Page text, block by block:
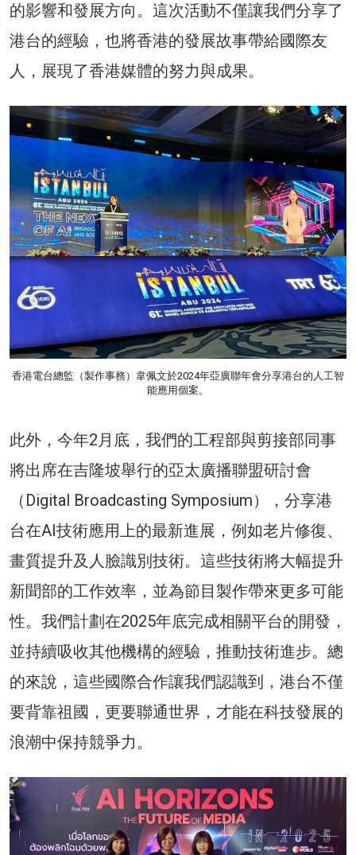
的影響和發展方向。這次活動不僅讓我們分享了
港台的經驗，也將香港的發展故事帶給國際友
人，展現了香港媒體的努力與成果。
香港電台總監（製作事務）韋佩文於2024年亞廣聯年會分享港台的人工智
能應用個案。
此外，今年2月底，我們的工程部與剪接部同事
將出席在吉隆坡舉行的亞太廣播聯盟研討會
（Digital Broadcasting Symposium），分享港
台在AI技術應用上的最新進展，例如老片修復、
畫質提升及人臉識別技術。這些技術將大幅提升
新聞部的工作效率，並為節目製作帶來更多可能
性。我們計劃在2025年底完成相關平台的開發，
並持續吸收其他機構的經驗，推動技術進步。總
的來說，這些國際合作讓我們認識到，港台不僅
要背靠祖國，更要聯通世界，才能在科技發展的
浪潮中保持競爭力。